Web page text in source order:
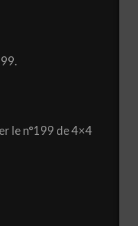
le n°199 de 4×4